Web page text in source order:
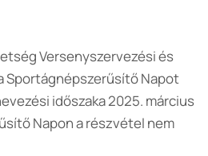
Versenyszervezési és
Sportágnépszerűsítő Napot
időszaka 2025. március
Napon a részvétel nem